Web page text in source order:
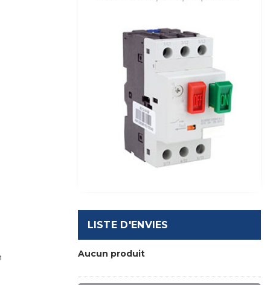
LISTE D'ENVIES
Aucun produit